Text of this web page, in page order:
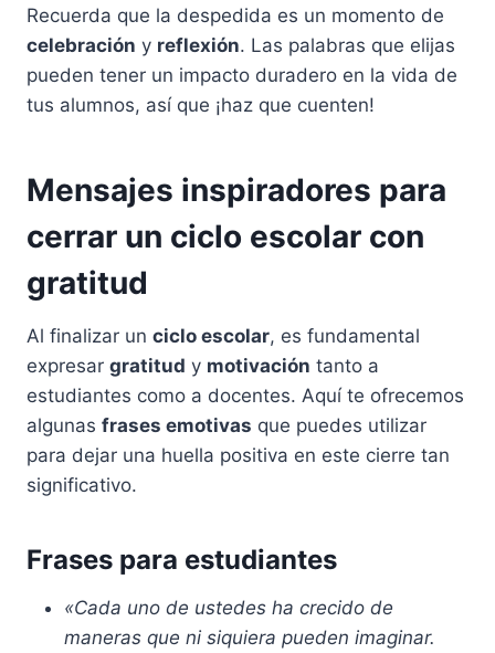
Recuerda que la despedida es un momento de
celebración y reflexión. Las palabras que elijas
pueden tener un impacto duradero en la vida de
tus alumnos, así que ¡haz que cuenten!
Mensajes inspiradores para
cerrar un ciclo escolar con
gratitud
Al finalizar un ciclo escolar, es fundamental
expresar gratitud y motivación tanto a
estudiantes como a docentes. Aquí te ofrecemos
algunas frases emotivas que puedes utilizar
para dejar una huella positiva en este cierre tan
significativo.
Frases para estudiantes
«Cada uno de ustedes ha crecido de
maneras que ni siquiera pueden imaginar.